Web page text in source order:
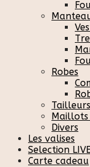
Robes
Maillots
Divers
Les valises
Selection
Carte cadeau